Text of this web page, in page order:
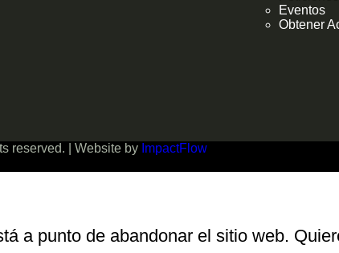
Eventos
Obtener
reserved. | Website by ImpactFlow
a punto de abandonar el sitio web.